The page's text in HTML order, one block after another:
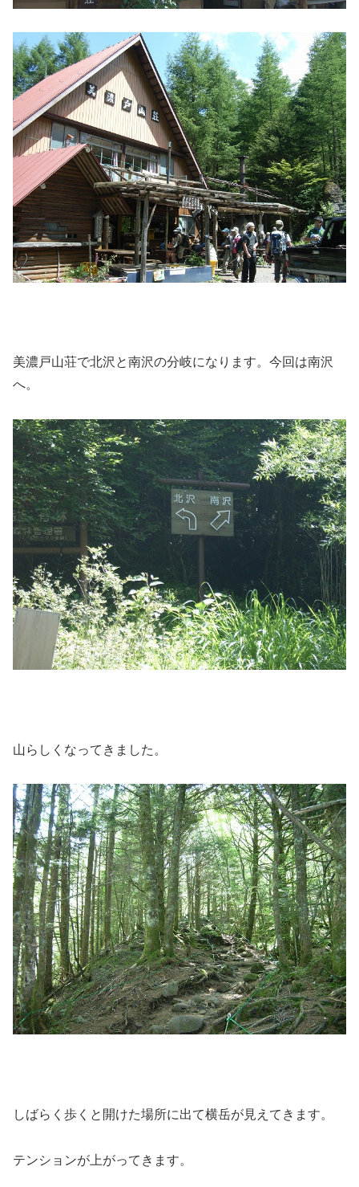
美濃戸山荘で北沢と南沢の分岐になります。今回は南沢
へ。
山らしくなってきました。
しばらく歩くと開けた場所に出て横岳が見えてきます。
テンションが上がってきます。